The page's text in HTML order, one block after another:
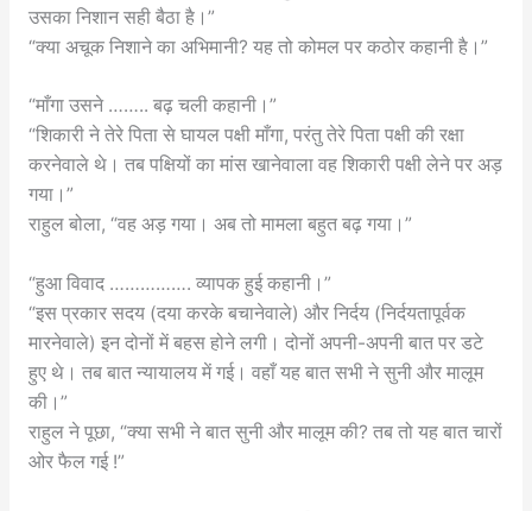
उसका निशान सही बैठा है।”
“क्या अचूक निशाने का अभिमानी? यह तो कोमल पर कठोर कहानी है।”
“माँगा उसने …….. बढ़ चली कहानी।”
“शिकारी ने तेरे पिता से घायल पक्षी माँगा, परंतु तेरे पिता पक्षी की रक्षा
करनेवाले थे। तब पक्षियों का मांस खानेवाला वह शिकारी पक्षी लेने पर अड़
गया।”
राहुल बोला, “वह अड़ गया। अब तो मामला बहुत बढ़ गया।”
“हुआ विवाद ……………. व्यापक हुई कहानी।”
“इस प्रकार सदय (दया करके बचानेवाले) और निर्दय (निर्दयतापूर्वक
मारनेवाले) इन दोनों में बहस होने लगी। दोनों अपनी-अपनी बात पर डटे
हुए थे। तब बात न्यायालय में गई। वहाँ यह बात सभी ने सुनी और मालूम
की।”
राहुल ने पूछा, “क्या सभी ने बात सुनी और मालूम की? तब तो यह बात चारों
ओर फैल गई !”